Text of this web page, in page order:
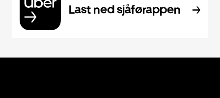
Last ned sjåførappen